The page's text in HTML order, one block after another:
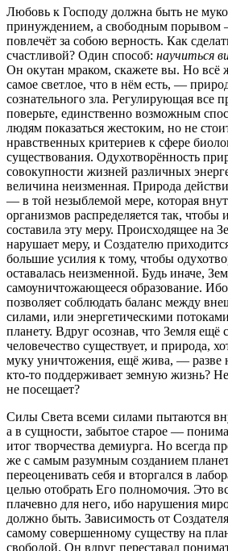
Любовь к Господу должна быть не
принуждением, а свободным порывом
повлечёт за собою верность. Как
счастливой? Один способ: научиться
Он окутан мраком, скажете вы. Но всё
самое светлое, что в нём есть, —
сознательного зла. Регулирующая все
поверьте, единственно возможным
людям показаться жестоким, но не
нравственных критериев к сфере
существования. Одухотворённость
совокупности жизней различных
величина неизменная. Природа
— в той незыблемой мере, которая
организмов распределяется так, чтобы
составила эту меру. Происходящее на
нарушает меру, и Создателю
большие усилия к тому, чтобы
оставалась неизменной. Будь иначе,
самоуничтожающееся образование.
позволяет соблюдать баланс между
силами, или энергетическими
планету. Вдруг осознав, что Земля ещё
человечество существует, и природа,
муку уничтожения, ещё жива, — разве
кто-то поддерживает земную жизнь?
не посещает?
Силы Света всеми силами пытаются
а в сущности, забытое старое —
итог творчества демиурга. Но всегда
же с самым разумным созданием
переоценивать себя и вторгался в
целью отобрать Его полномочия. Это
плачевно для него, ибо нарушения
должно быть. Зависимость от
самому совершенному существу на
свободой. Он вдруг переставал